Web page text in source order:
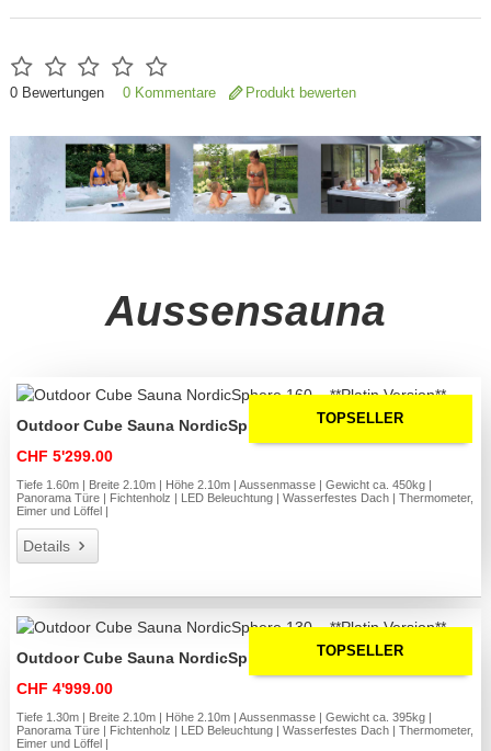
0Bewertungen 0 Kommentare Produkt bewerten
Aussensauna
TOPSELLER
Outdoor Cube Sauna NordicSphere 160 – **Platin Version**
CHF 5'299.00
Tiefe 1.60m | Breite 2.10m | Höhe 2.10m | Aussenmasse | Gewicht ca. 450kg |
Panorama Türe | Fichtenholz | LED Beleuchtung | Wasserfestes Dach | Thermometer,
Eimer und Löffel |
Details
TOPSELLER
Outdoor Cube Sauna NordicSphere 130 – **Platin Version**
CHF 4'999.00
Tiefe 1.30m | Breite 2.10m | Höhe 2.10m | Aussenmasse | Gewicht ca. 395kg |
Panorama Türe | Fichtenholz | LED Beleuchtung | Wasserfestes Dach | Thermometer,
Eimer und Löffel |